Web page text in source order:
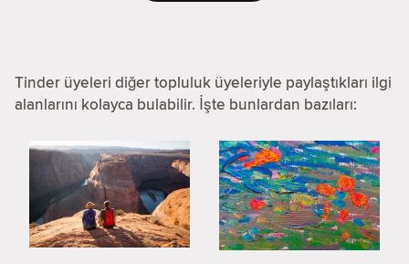
Tinder üyeleri diğer topluluk üyeleriyle paylaştıkları ilgi
alanlarını kolayca bulabilir. İşte bunlardan bazıları: